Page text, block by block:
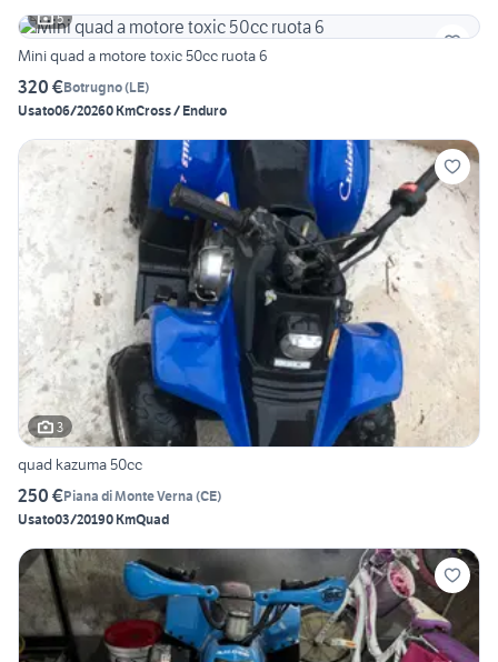
5
Mini quad a motore toxic 50cc ruota 6
320 €Botrugno(LE)
Usato06/20260 KmCross / Enduro
3
quad kazuma 50cc
250 €Piana di Monte Verna (CE)
Usato03/20190 KmQuad